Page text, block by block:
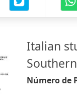
Italian
Número de